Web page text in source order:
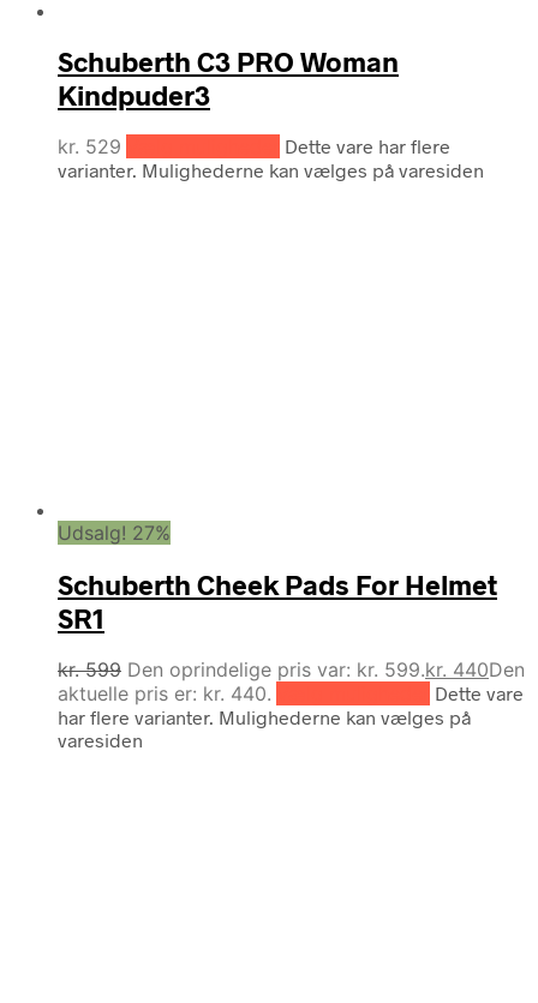
Schuberth C3 PRO Woman
Kindpuder3
kr. 529
Dette vare har flere
varianter. Mulighederne kan vælges på varesiden
Udsalg! 27%
Schuberth Cheek Pads For Helmet
SR1
kr.599 Den oprindelige pris var: kr. 599.kr. 440Den
aktuelle pris er: kr. 440.
Dette vare
har flere varianter. Mulighederne kan vælges på
varesiden